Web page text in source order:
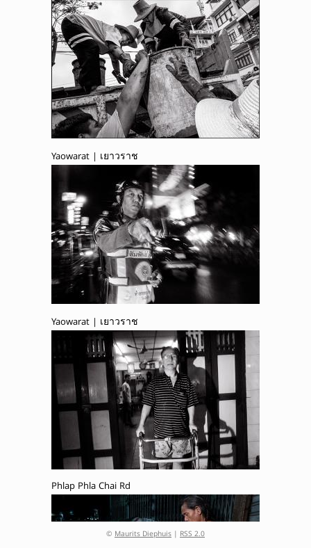
Yaowarat | เยาวราช
Yaowarat | เยาวราช
Phlap Phla Chai Rd
© Maurits Diephuis | RSS 2.0